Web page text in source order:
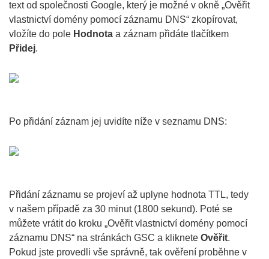
text od společnosti Google, který je možné v okně „Ověřit
vlastnictví domény pomocí záznamu DNS“ zkopírovat,
vložíte do pole Hodnota a záznam přidáte tlačítkem
Přidej.
Po přidání záznam jej uvidíte níže v seznamu DNS:
Přidání záznamu se projeví až uplyne hodnota TTL, tedy
v našem případě za 30 minut (1800 sekund). Poté se
můžete vrátit do kroku „Ověřit vlastnictví domény pomocí
záznamu DNS“ na stránkách GSC a kliknete Ověřit.
Pokud jste provedli vše správně, tak ověření proběhne v